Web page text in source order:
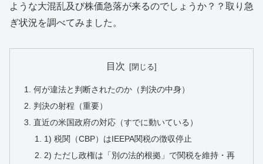
ような大混乱及び株価急落が来るのでしょうか？？取り急
ぎ状況を調べてみました。
目次
何が違法と判断されたのか（判決の中身）
判決の射程（重要）
直近の米国政府の対応（すでに動いている）
1) 税関（CBP）はIEEPA関税の徴収停止
2) ただし政権は「別の法的根拠」で関税を維持・再